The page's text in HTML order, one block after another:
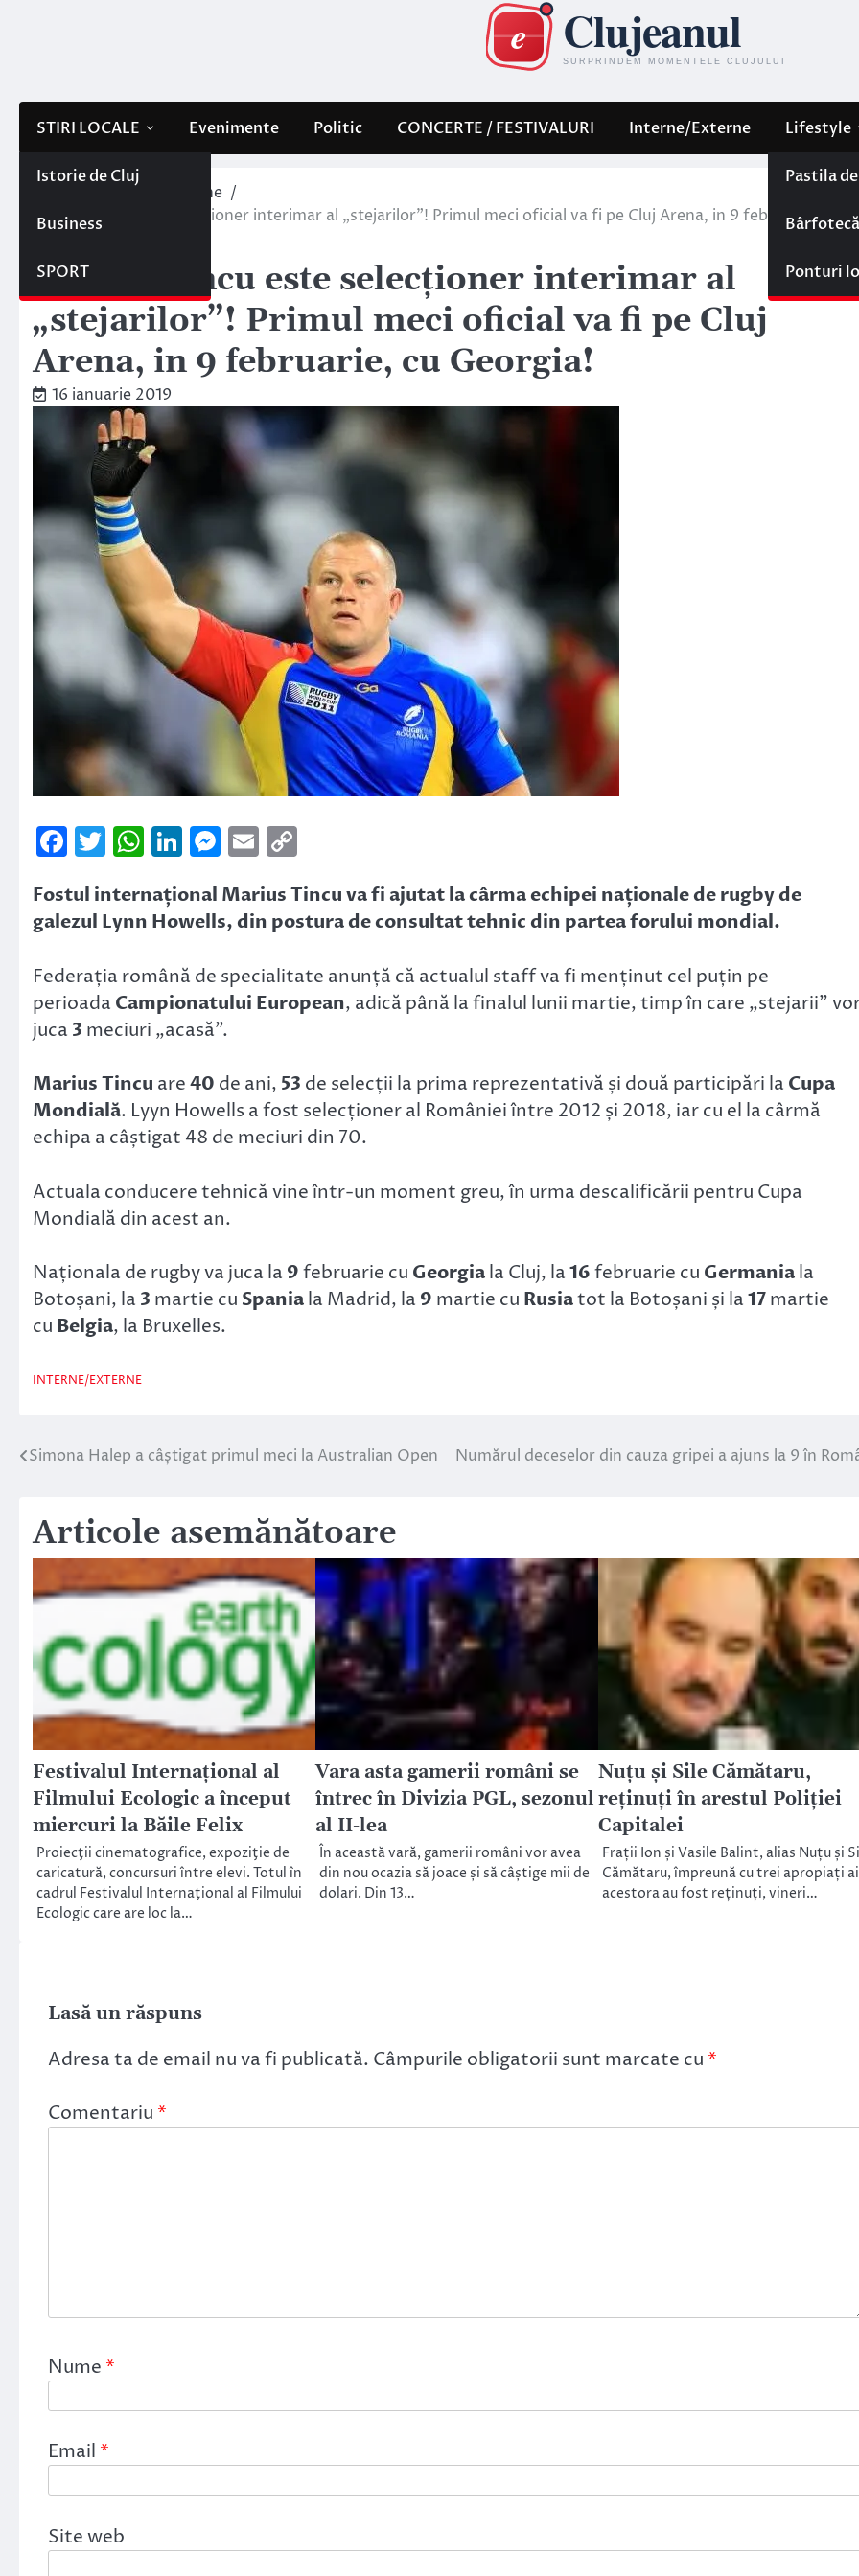
STIRI LOCALE
Istorie de Cluj
Business
SPORT
Evenimente Politic CONCERTE / FESTIVALURI Interne/Externe Lifestyle
Pastila
Bârfotecă
Ponturi
Interne/Externe
Marius Tincu este selecționer interimar al „stejarilor”! Primul meci oficial va fi pe Cluj Arena, in 9 februarie, cu
Marius Tincu este selecționer interimar al
„stejarilor”! Primul meci oficial va fi pe Cluj
Arena, in 9 februarie, cu Georgia!
16 ianuarie 2019
Facebook
Twitter
WhatsApp
LinkedIn
Messenger
Email
Fostul internațional Marius Tincu va fi ajutat la cârma echipei naționale de rugby de
galezul Lynn Howells, din postura de consultat tehnic din partea forului mondial.
Federația română de specialitate anunță că actualul staff va fi menținut cel puțin pe
perioada Campionatului European, adică până la finalul lunii martie, timp în care „stejarii”
juca 3 meciuri „acasă”.
Marius Tincu are40 de ani, 53 de selecții la prima reprezentativă și două participări la Cupa
Mondială. Lyyn Howells a fost selecționer al României între 2012 și 2018, iar cu el la cârmă
echipa a câștigat 48 de meciuri din 70.
Actuala conducere tehnică vine într-un moment greu, în urma descalificării pentru Cupa
Mondială din acest an.
Naționala de rugby va juca la 9februarie cu Georgiala Cluj, la16februarie cu Germaniala
Botoșani, la 3 martie cu Spaniala Madrid, la 9 martie cu Rusiatot la Botoșani și la17martie
cu Belgia, la Bruxelles.
INTERNE/EXTERNE
Navigare
articole
Simona Halep a câștigat primul meci la Australian Open Numărul deceselor din cauza gripei a ajuns la 9 în
Articole asemănătoare
Festivalul Internaţional al
Filmului Ecologic a început
miercuri la Băile Felix
Proiecţii cinematografice, expoziţie de
caricatură, concursuri între elevi. Totul în
cadrul Festivalul Internaţional al Filmului
Ecologic care are loc la…
Vara asta gamerii români se
întrec în Divizia PGL, sezonul
al II-lea
În această vară, gamerii români vor avea
din nou ocazia să joace și să câștige mii de
dolari. Din 13…
Nuțu și Sile Cămătaru,
reținuți în arestul Poliției
Capitalei
Frații Ion și Vasile Balint, alias Nuțu și
Cămătaru, împreună cu trei apropiați ai
acestora au fost reținuți, vineri…
Lasă un răspuns
Adresa ta de email nu va fi publicată. Câmpurile obligatorii sunt marcate cu *
Comentariu *
Nume *
Email *
Site web